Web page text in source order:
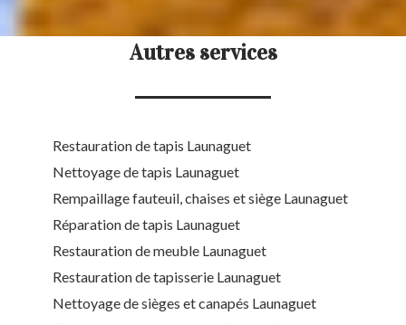
Autres services
Restauration de tapis Launaguet
Nettoyage de tapis Launaguet
Rempaillage fauteuil, chaises et siège Launaguet
Réparation de tapis Launaguet
Restauration de meuble Launaguet
Restauration de tapisserie Launaguet
Nettoyage de sièges et canapés Launaguet